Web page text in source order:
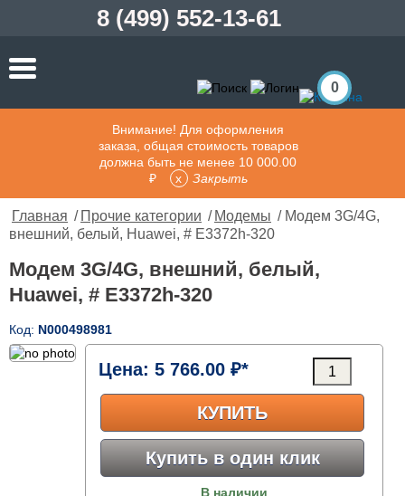
8 (499) 552-13-61
0
Внимание! Для оформления
заказа, общая стоимость товаров
должна быть не менее 10 000.00
₽
Закрыть
Главная / Прочие категории / Модемы / Модем 3G/4G,
внешний, белый, Huawei, # E3372h-320
Модем 3G/4G, внешний, белый,
Huawei, # E3372h-320
Код: N000498981
Цена: 5 766.00 ₽*
КУПИТЬ
Купить в один клик
В наличии